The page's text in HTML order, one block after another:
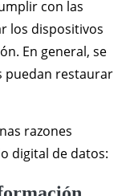
con las
los dispositivos
En general, se
puedan restaurar
razones
digital de datos: